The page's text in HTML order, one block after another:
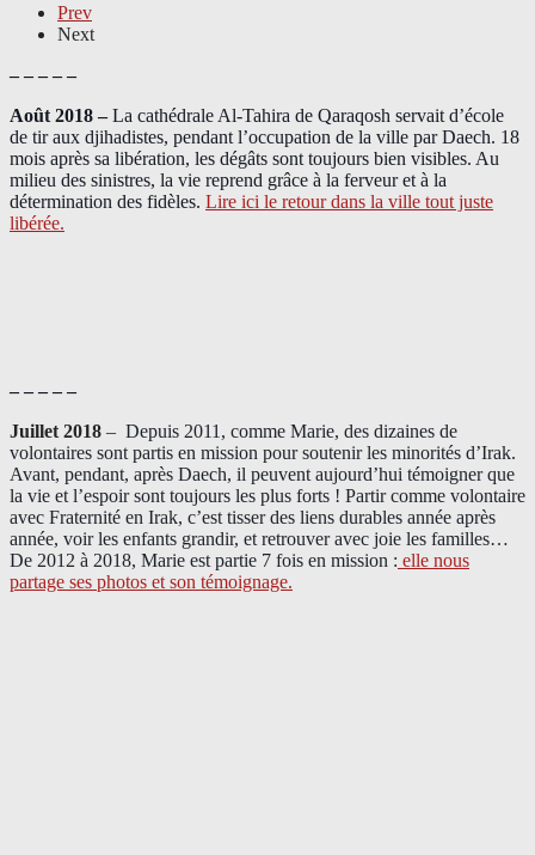
Prev
Next
– – – – –
Août 2018–La cathédrale Al-Tahira de Qaraqosh servait d’école
de tir aux djihadistes, pendant l’occupation de la ville par Daech. 18
mois après sa libération, les dégâts sont toujours bien visibles. Au
milieu des sinistres, la vie reprend grâce à la ferveur et à la
détermination des fidèles. Lire ici le retour dans la ville tout juste
libérée.
– – – – –
Juillet 2018 – Depuis 2011, comme Marie, des dizaines de
volontaires sont partis en mission pour soutenir les minorités d’Irak.
Avant, pendant, après Daech, il peuvent aujourd’hui témoigner que
la vie et l’espoir sont toujours les plus forts ! Partir comme volontaire
avec Fraternité en Irak, c’est tisser des liens durables année après
année, voir les enfants grandir, et retrouver avec joie les familles…
De 2012 à 2018, Marie est partie 7 fois en mission : elle nous
partage ses photos et son témoignage.